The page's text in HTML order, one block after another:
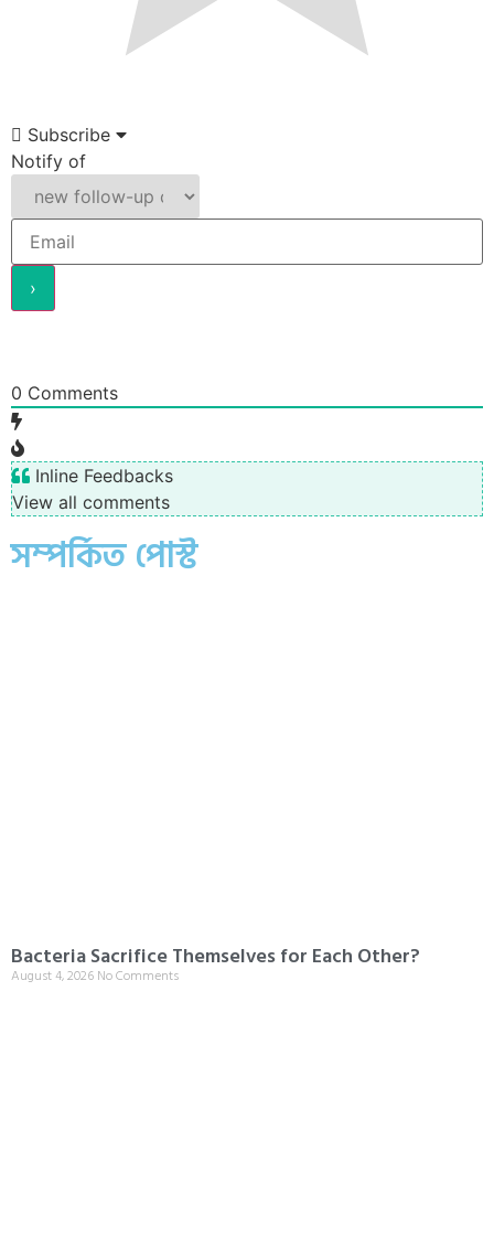
Subscribe
Notify of
0 Comments
Inline Feedbacks
View all comments
সম্পর্কিত পোস্ট
Bacteria Sacrifice Themselves for Each Other?
August 4, 2026 No Comments